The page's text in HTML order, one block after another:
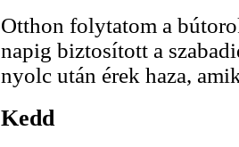
Otthon folytatom a
napig biztosított a
nyolc után érek haza,
Kedd